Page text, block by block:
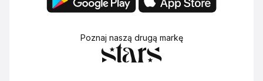
Poznaj naszą drugą markę